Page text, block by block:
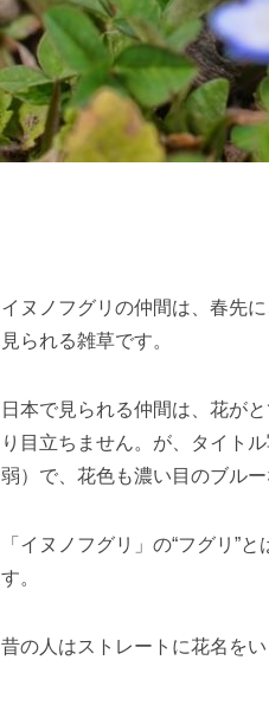
イヌノフグリの仲間は、春先
見られる雑草です。
日本で見られる仲間は、花が
り目立ちません。が、タイト
弱）で、花色も濃い目のブル
「イヌノフグリ」の“フグリ”
す。
昔の人はストレートに花名をい